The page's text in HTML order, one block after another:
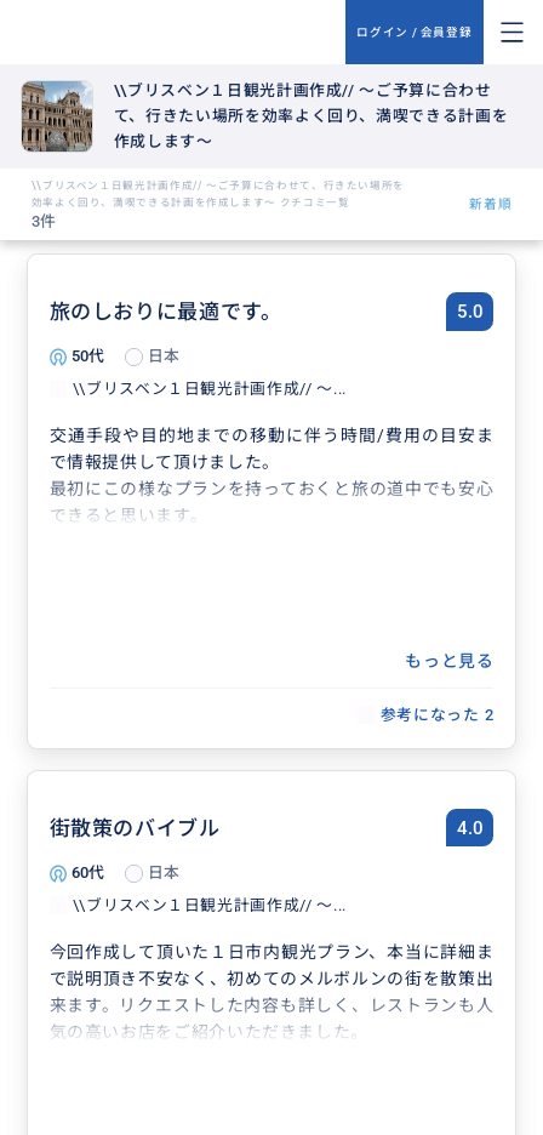
ログイン / 会員登録
\\ブリスベン１日観光計画作成// ～ご予算に合わせ
て、行きたい場所を効率よく回り、満喫できる計画を
作成します～
\\ブリスベン１日観光計画作成// ～ご予算に合わせて、行きたい場所を
効率よく回り、満喫できる計画を作成します～ クチコミ一覧
3件
新着順
旅のしおりに最適です。 5.0
50代
日本
\\ブリスベン１日観光計画作成// ～...
交通手段や目的地までの移動に伴う時間/費用の目安ま
で情報提供して頂けました。
最初にこの様なプランを持っておくと旅の道中でも安心
できると思います。
もっと見る
参考になった 2
街散策のバイブル 4.0
60代
日本
\\ブリスベン１日観光計画作成// ～...
今回作成して頂いた１日市内観光プラン、本当に詳細ま
で説明頂き不安なく、初めてのメルボルンの街を散策出
来ます。リクエストした内容も詳しく、レストランも人
気の高いお店をご紹介いただきました。